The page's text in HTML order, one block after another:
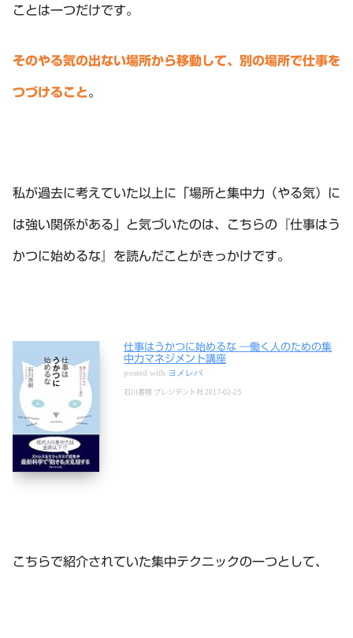
ことは一つだけです。
そのやる気の出ない場所から移動して、別の場所で仕事を
つづけること。
私が過去に考えていた以上に「場所と集中力（やる気）に
は強い関係がある」と気づいたのは、こちらの『仕事はう
かつに始めるな』を読んだことがきっかけです。
仕事はうかつに始めるな ―働く人のための集
中力マネジメント講座
posted with ヨメレバ
石川善樹 プレジデント社 2017-02-25
こちらで紹介されていた集中テクニックの一つとして、